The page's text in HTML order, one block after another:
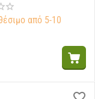
από 5-10